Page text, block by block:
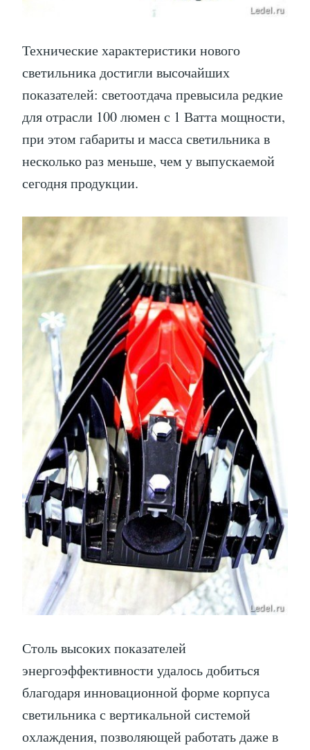
Технические характеристики нового
светильника достигли высочайших
показателей: светоотдача превысила редкие
для отрасли 100 люмен с 1 Ватта мощности,
при этом габариты и масса светильника в
несколько раз меньше, чем у выпускаемой
сегодня продукции.
Столь высоких показателей
энергоэффективности удалось добиться
благодаря инновационной форме корпуса
светильника с вертикальной системой
охлаждения, позволяющей работать даже в